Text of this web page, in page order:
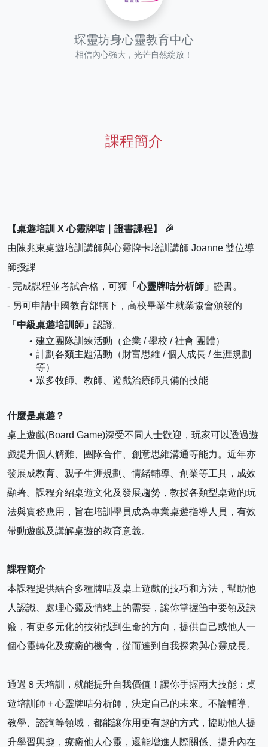
琛靈坊身心靈教育中心
相信內心強大，光芒自然綻放！
課程簡介
【桌遊培訓 X 心靈牌咭｜證書課程】 🎉
由陳兆東桌遊培訓講師與心靈牌卡培訓講師 Joanne 雙位導
師授課
- 完成課程並考試合格，可獲 「心靈牌咭分析師」 證書。
- 另可申請中國教育部轄下，高校畢業生就業協會頒發的
「中級桌遊培訓師」 認證。
建立團隊訓練活動（企業 / 學校 / 社會 團體）
計劃各類主題活動（財富思維 / 個人成長 / 生涯規劃
等）
眾多牧師、教師、遊戲治療師具備的技能
什麼是桌遊？
桌上遊戲(Board Game)深受不同人士歡迎，玩家可以透過遊
戲提升個人解難、團隊合作、創意思維溝通等能力。近年亦
發展成教育、親子生涯規劃、情緒輔導、創業等工具，成效
顯著。課程介紹桌遊文化及發展趨勢，教授各類型桌遊的玩
法與實務應用，旨在培訓學員成為專業桌遊指導人員，有效
帶動遊戲及講解桌遊的教育意義。
課程簡介
本課程提供結合多種牌咭及桌上遊戲的技巧和方法，幫助他
人認識、處理心靈及情緒上的需要，讓你掌握箇中要領及訣
竅，有更多元化的技術找到生命的方向，提供自己或他人一
個心靈轉化及療癒的機會，從而達到自我探索與心靈成長。
通過８天培訓，就能提升自我價值！讓你手握兩大技能：桌
遊培訓師＋心靈牌咭分析師，決定自己的未來。不論輔導、
教學、諮詢等領域，都能讓你用更有趣的方式，協助他人提
升學習興趣，療癒他人心靈，還能增進人際關係、提升內在